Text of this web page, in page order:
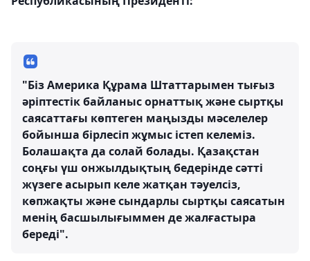
"Біз Америка Құрама Штаттарымен тығыз
әріптестік байланыс орнаттық және сыртқы
саясаттағы көптеген маңызды мәселелер
бойынша бірлесіп жұмыс істеп келеміз.
Болашақта да солай болады. Қазақстан
соңғы үш онжылдықтың бедерінде сәтті
жүзеге асырып келе жатқан тәуелсіз,
көпжақты және сындарлы сыртқы саясатын
менің басшылығыммен де жалғастыра
береді".